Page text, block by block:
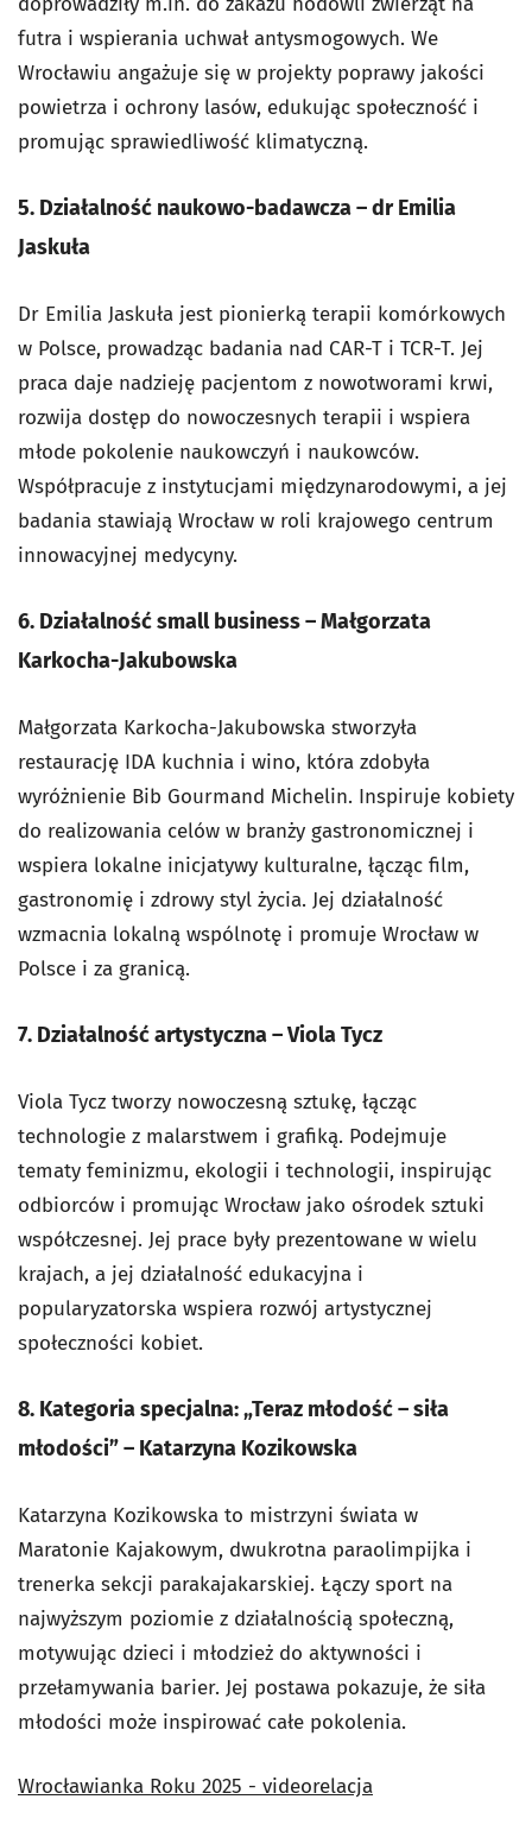
futra i wspierania uchwał antysmogowych. We
Wrocławiu angażuje się w projekty poprawy jakości
powietrza i ochrony lasów, edukując społeczność i
promując sprawiedliwość klimatyczną.
5. Działalność naukowo-badawcza – dr Emilia
Jaskuła
Dr Emilia Jaskuła jest pionierką terapii komórkowych
w Polsce, prowadząc badania nad CAR-T i TCR-T. Jej
praca daje nadzieję pacjentom z nowotworami krwi,
rozwija dostęp do nowoczesnych terapii i wspiera
młode pokolenie naukowczyń i naukowców.
Współpracuje z instytucjami międzynarodowymi, a jej
badania stawiają Wrocław w roli krajowego centrum
innowacyjnej medycyny.
6. Działalność small business – Małgorzata
Karkocha-Jakubowska
Małgorzata Karkocha-Jakubowska stworzyła
restaurację IDA kuchnia i wino, która zdobyła
wyróżnienie Bib Gourmand Michelin. Inspiruje kobiety
do realizowania celów w branży gastronomicznej i
wspiera lokalne inicjatywy kulturalne, łącząc film,
gastronomię i zdrowy styl życia. Jej działalność
wzmacnia lokalną wspólnotę i promuje Wrocław w
Polsce i za granicą.
7. Działalność artystyczna – Viola Tycz
Viola Tycz tworzy nowoczesną sztukę, łącząc
technologie z malarstwem i grafiką. Podejmuje
tematy feminizmu, ekologii i technologii, inspirując
odbiorców i promując Wrocław jako ośrodek sztuki
współczesnej. Jej prace były prezentowane w wielu
krajach, a jej działalność edukacyjna i
popularyzatorska wspiera rozwój artystycznej
społeczności kobiet.
8. Kategoria specjalna: „Teraz młodość – siła
młodości” – Katarzyna Kozikowska
Katarzyna Kozikowska to mistrzyni świata w
Maratonie Kajakowym, dwukrotna paraolimpijka i
trenerka sekcji parakajakarskiej. Łączy sport na
najwyższym poziomie z działalnością społeczną,
motywując dzieci i młodzież do aktywności i
przełamywania barier. Jej postawa pokazuje, że siła
młodości może inspirować całe pokolenia.
Wrocławianka Roku 2025 - videorelacja